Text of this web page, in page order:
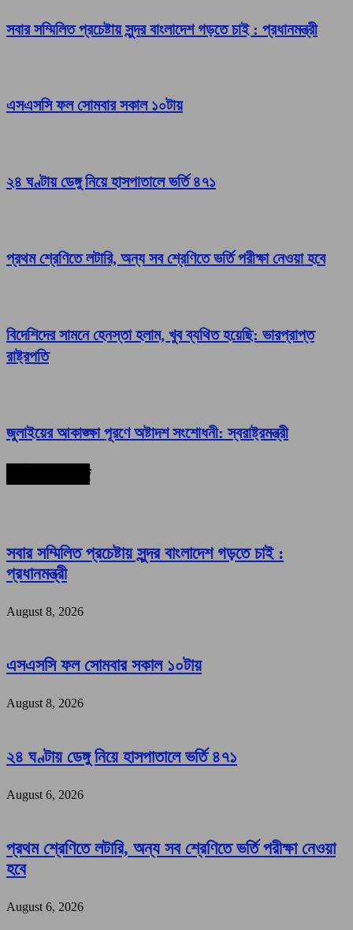
সবার সম্মিলিত প্রচেষ্টায় সুন্দর বাংলাদেশ গড়তে চাই : প্রধানমন্ত্রী
এসএসসি ফল সোমবার সকাল ১০টায়
২৪ ঘণ্টায় ডেঙ্গু নিয়ে হাসপাতালে ভর্তি ৪৭১
প্রথম শ্রেণিতে লটারি, অন্য সব শ্রেণিতে ভর্তি পরীক্ষা নেওয়া হবে
বিদেশিদের সামনে হেনস্তা হলাম, খুব ব্যথিত হয়েছি: ভারপ্রাপ্ত
রাষ্ট্রপতি
জুলাইয়ের আকাঙ্ক্ষা পূরণে অষ্টাদশ সংশোধনী: স্বরাষ্ট্রমন্ত্রী
সবার সম্মিলিত প্রচেষ্টায় সুন্দর বাংলাদেশ গড়তে চাই :
প্রধানমন্ত্রী
August 8, 2026
এসএসসি ফল সোমবার সকাল ১০টায়
August 8, 2026
২৪ ঘণ্টায় ডেঙ্গু নিয়ে হাসপাতালে ভর্তি ৪৭১
August 6, 2026
প্রথম শ্রেণিতে লটারি, অন্য সব শ্রেণিতে ভর্তি পরীক্ষা নেওয়া
হবে
August 6, 2026